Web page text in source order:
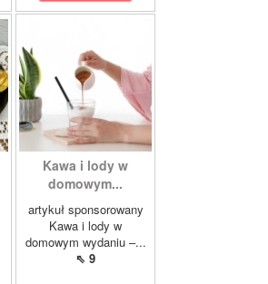
Kawa i lody w
domowym...
artykuł sponsorowany
Kawa i lody w
domowym wydaniu –...
⇖ 9